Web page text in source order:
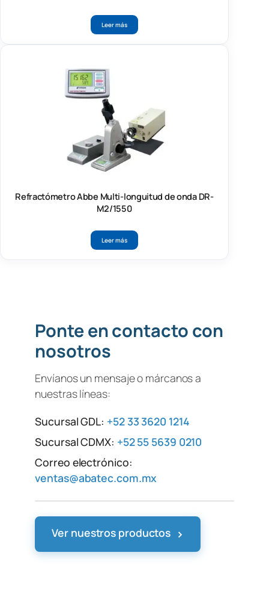
Leer más
Refractómetro Abbe Multi-longuitud de onda DR-
M2/1550
Leer más
Ponte en contacto con
nosotros
Envíanos un mensaje o márcanos a
nuestras líneas:
Sucursal GDL: +52 33 3620 1214
Sucursal CDMX: +52 55 5639 0210
Correo electrónico:
ventas@abatec.com.mx
Ver nuestros productos ›